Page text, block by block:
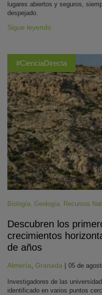
lugares abiertos y seguros,
despejado.
Sigue leyendo
#CienciaDirecta
Biología, Geología, Recursos
Descubren los
crecimientos
de años
Almería, Granada | 05 de
Investigadores de las
identificado en varios puntos